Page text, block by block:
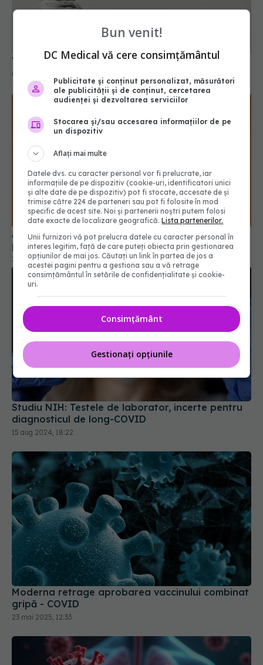
Vaccinul COVID Moderna, testat cu placebo
Ai rămas fără miros după COVID? Cât timp poate
persista problema
25 sep 2025, 22:40
Studiu NIH: Testele de laborator, incerte pentru
diagnosticul de long-COVID
15 aug 2024, 18:22
Moderna retrage aprobarea vaccinului combinat
gripă - COVID
23 mai 2025, 12:33
Bun venit!
DC Medical vă cere consimțământul
Publicitate și conținut personalizat, măsurători
ale publicității și de conținut, cercetarea
audienței și dezvoltarea serviciilor
Stocarea și/sau accesarea informațiilor de pe
un dispozitiv
Aflați mai multe
Datele dvs. cu caracter personal vor fi prelucrate, iar
informațiile de pe dispozitiv (cookie-uri, identificatori unici
și alte date de pe dispozitiv) pot fi stocate, accesate de și
trimise către 224 de parteneri sau pot fi folosite în mod
specific de acest site. Noi și partenerii noștri putem folosi
date exacte de localizare geografică.Lista partenerilor.
Unii furnizori vă pot prelucra datele cu caracter personal în
interes legitim, față de care puteți obiecta prin gestionarea
opțiunilor de mai jos. Căutați un link în partea de jos a
acestei pagini pentru a gestiona sau a vă retrage
consimțământul în setările de confidențialitate și cookie-
uri.
Consimțământ
Gestionați opțiunile